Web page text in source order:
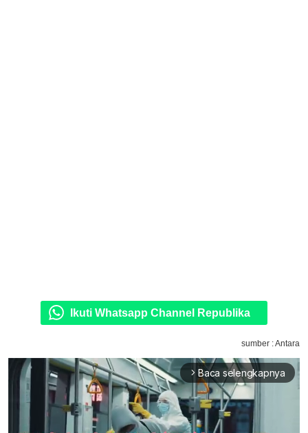
Ikuti Whatsapp Channel Republika
sumber : Antara
arrow_forward_ios Baca selengkapnya